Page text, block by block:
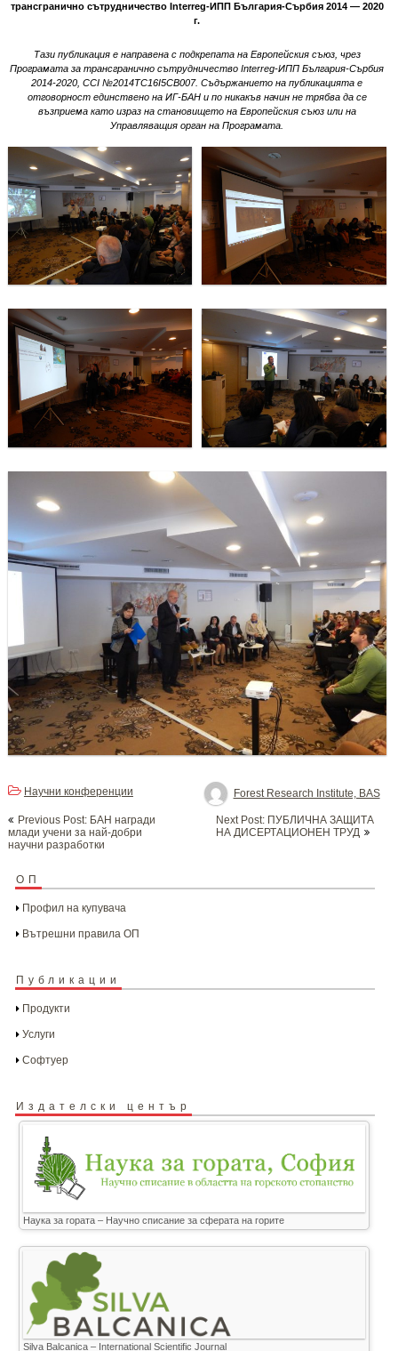
трансгранично сътрудничество Interreg-ИПП България-Сърбия 2014 — 2020
г.
Тази публикация е направена с подкрепата на Европейския съюз, чрез
Програмата за трансгранично сътрудничество Interreg-ИПП България-Сърбия
2014-2020, CCI №2014TC16I5CB007. Съдържанието на публикацията е
отговорност единствено на ИГ-БАН и по никакъв начин не трябва да се
възприема като израз на становището на Европейския съюз или на
Управляващия орган на Програмата.
Forest Research Institute, BAS
Научни конференции
navigation
Previous Post: БАН награди
млади учени за най-добри
научни разработки
Next Post: ПУБЛИЧНА ЗАЩИТА
НА ДИСЕРТАЦИОНЕН ТРУД
ОП
Профил на купувача
Вътрешни правила ОП
Публикации
Продукти
Услуги
Софтуер
Издателски център
Наука за гората – Научно списание за сферата на горите
Silva Balcanica – International Scientific Journal